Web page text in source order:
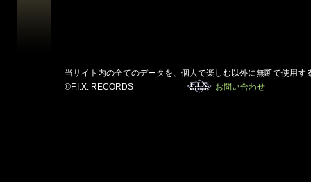
当サイト内の全てのデータを、個人で楽しむ以外に無断で使用す
©F.I.X. RECORDS
お問い合わせ